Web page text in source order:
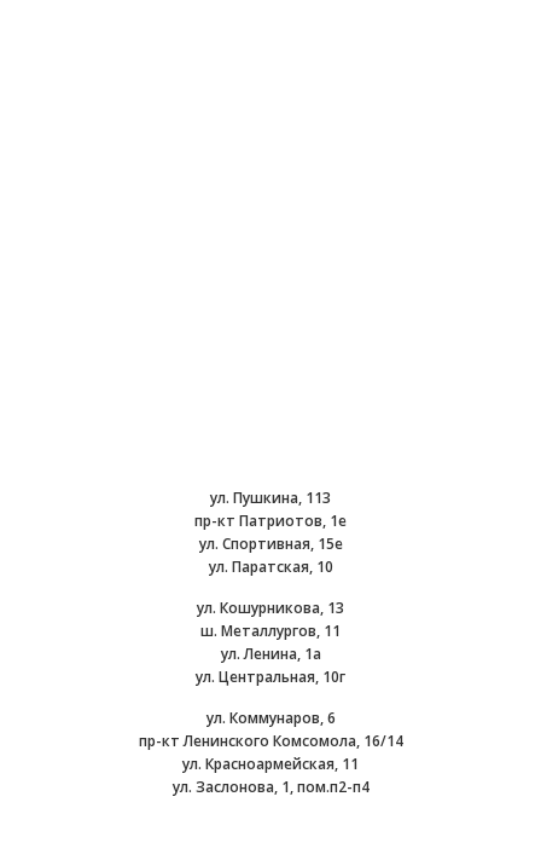
ул. Пушкина, 113
пр-кт Патриотов, 1е
ул. Спортивная, 15е
ул. Паратская, 10
ул. Кошурникова, 13
ш. Металлургов, 11
ул. Ленина, 1а
ул. Центральная, 10г
ул. Коммунаров, 6
пр-кт Ленинского Комсомола, 16/14
ул. Красноармейская, 11
ул. Заслонова, 1, пом.п2-п4